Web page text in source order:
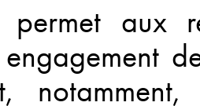
permet aux